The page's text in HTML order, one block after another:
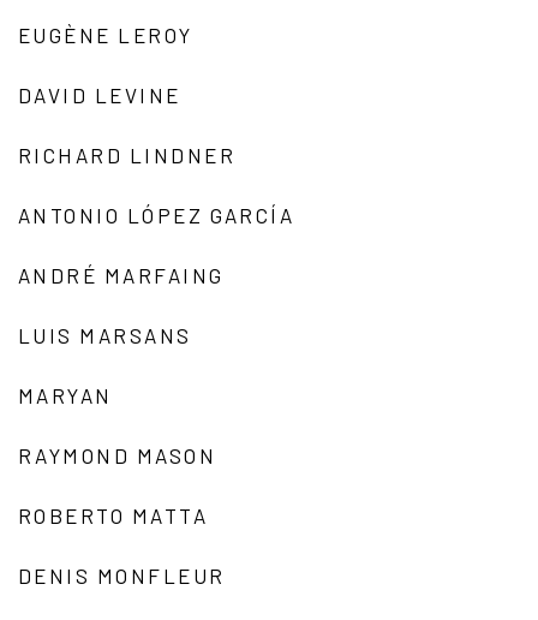
EUGÈNE LEROY
DAVID LEVINE
RICHARD LINDNER
ANTONIO LÓPEZ GARCÍA
ANDRÉ MARFAING
LUIS MARSANS
MARYAN
RAYMOND MASON
ROBERTO MATTA
DENIS MONFLEUR